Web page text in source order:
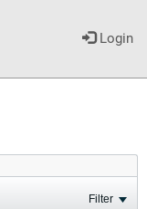
Login
Filter